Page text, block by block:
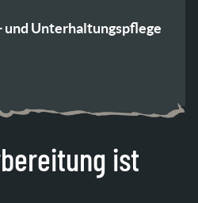
und Unterhaltungspflege
ist